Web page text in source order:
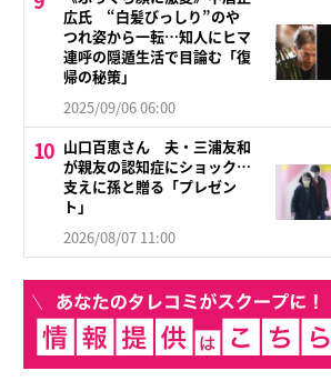
広氏 “白髪びっしり”のや
つれ姿から一転…知人にヒマ
連呼の隠遁生活で目論む「復
帰の秘策」
2025/09/06 06:00
山口百恵さん 夫・三浦友和
が親友の認知症にショック…
支えに孫と贈る「プレゼン
ト」
2026/08/07 11:00